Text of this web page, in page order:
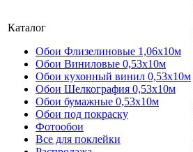
Каталог
Обои Флизелиновые 1,06х10м
Обои Виниловые 0,53х10м
Обои кухонный винил 0,53х10м
Обои Шелкография 0,53x10м
Обои бумажные 0,53х10м
Обои под покраску
Фотообои
Все для поклейки